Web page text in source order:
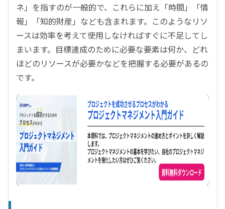
ネ」を指すのが一般的で、これらに加え「時間」「情
報」「知的財産」なども含まれます。このようなリソ
ースは効率を考えて使用しなければすぐに不足してし
まいます。目標達成のために必要な要素は何か、どれ
ほどのリソースが必要かなどを把握する必要があるの
です。